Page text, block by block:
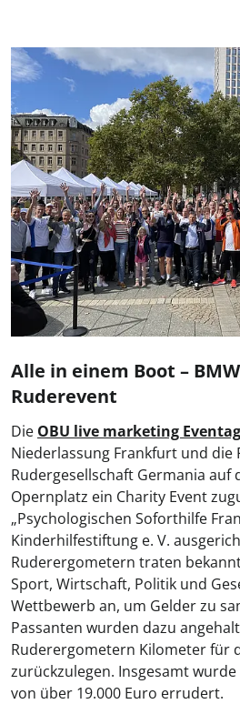
Alle in einem Boot –
Ruderevent
Die OBU live marketing
Niederlassung Frankfurt und die
Rudergesellschaft Germania auf
Opernplatz ein Charity Event
„Psychologischen Soforthilfe
Kinderhilfestiftung e. V.
Ruderergometern traten
Sport, Wirtschaft, Politik und
Wettbewerb an, um Gelder zu
Passanten wurden dazu
Ruderergometern Kilometer für
zurückzulegen. Insgesamt
von über 19.000 Euro errudert.